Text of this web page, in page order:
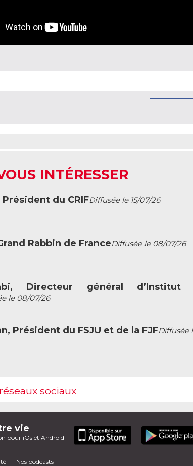
INTÉRESSER
du CRIFDiffusée le 15/07/26
Rabbin de FranceDiffusée le 08/07/26
Directeur général d’Institut
le 08/07/26
Président du FSJU et de la FJFDiffusée
sociaux
vie
pour iOs et Android
Nos podcasts